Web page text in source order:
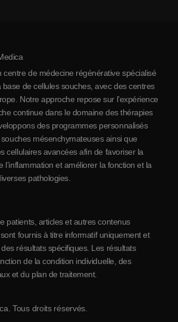
centre de médecine régénérative spécialisé
de cellules souches, avec des centres
Notre approche repose sur l’expérience
continue dans le domaine des thérapies
des programmes personnalisés
mésenchymateuses ainsi que
cellulaires avancées afin de favoriser la
l’inflammation et améliorer la fonction et la
pathologies.
patients, articles et autres contenus
fournis à titre informatif uniquement et
résultats spécifiques. Les résultats
de la condition individuelle, des
et du plan de traitement.
Tous droits réservés.